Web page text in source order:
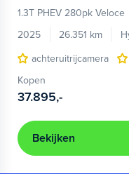
1.3T PHEV 280pk Veloce
2025
26.351 km
achteruitrijcamera
Kopen
37.895,-
Bekijken